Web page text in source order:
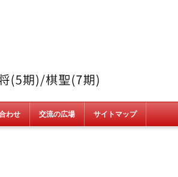
わせ 交流の広場 サイトマップ